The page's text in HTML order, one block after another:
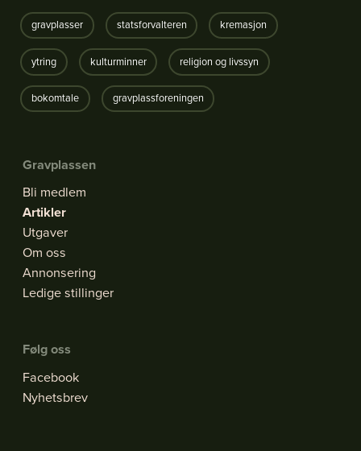
gravplasser statsforvalteren kremasjon
ytring kulturminner religion og livssyn
bokomtale gravplassforeningen
Gravplassen
Bli medlem
Artikler
Utgaver
Om oss
Annonsering
Ledige stillinger
Følg oss
Facebook
Nyhetsbrev